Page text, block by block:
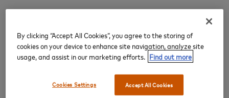
Aérogare 3
Madrid Adolfo Suarez-Barajas (MAD)
By clicking “Accept All Cookies”, you agree to the storing of
cookies on your device to enhance site navigation, analyze site
usage, and assist in our marketing efforts. Find out more
Accept All Cookies
Cookies Settings